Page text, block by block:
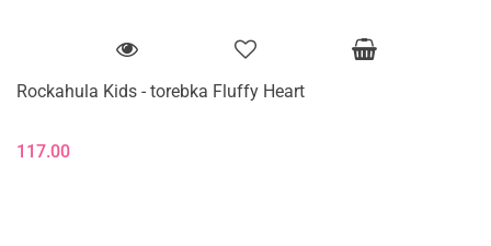
Rockahula Kids - torebka Fluffy Heart
117.00